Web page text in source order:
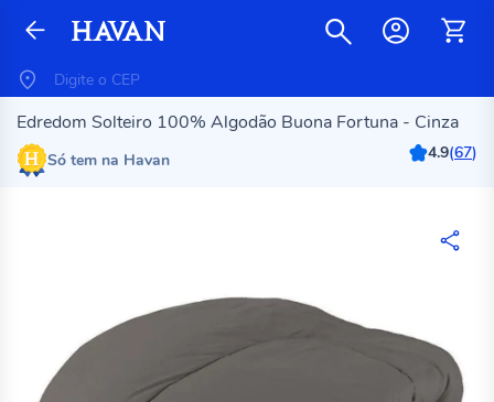
Edredom Solteiro 100% Algodão Buona Fortuna - Cinza
Só tem na Havan 4.9(67)